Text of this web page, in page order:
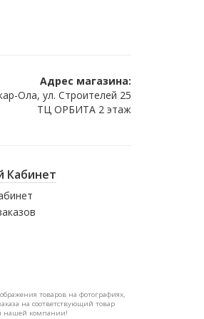
Адрес магазина:
Ола, ул. Строителей 25
ТЦ ОРБИТА 2 этаж
Кабинет
товаров на фотографиях,
на соответствующий товар
нашей компании!